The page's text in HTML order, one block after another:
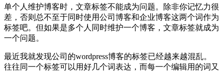
单个人维护博客时，文章标签不能成为问题。除非你记忆力很
差，否则总不至于同时使用公司博客和企业博客这两个词作为
标签吧。但如果是多个人同时维护一个博客，文章标签就成为
一个问题。
最近我就发现公司的wordpress博客的标签已经越来越混乱。
往往同一个标签可以用好几个词表达，而每一个编辑用的词又